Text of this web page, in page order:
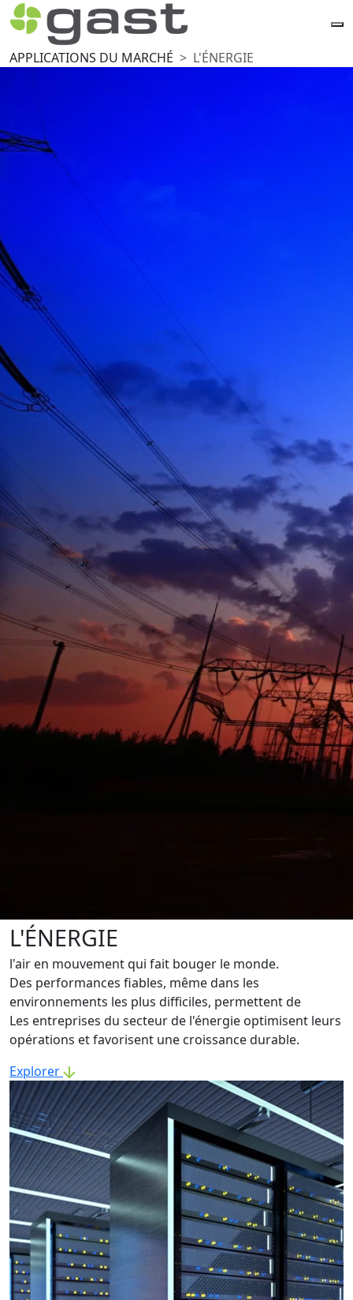
APPLICATIONS DU MARCHÉ L'ÉNERGIE
L'ÉNERGIE
l'air en mouvement qui fait bouger le monde.
Des performances fiables, même dans les
environnements les plus difficiles, permettent de
Les entreprises du secteur de l'énergie optimisent leurs
opérations et favorisent une croissance durable.
Explorer